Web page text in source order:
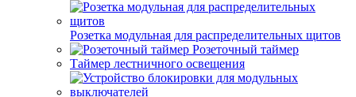
Розетка модульная для распределительных щитов
Розеточный таймер
Таймер лестничного освещения